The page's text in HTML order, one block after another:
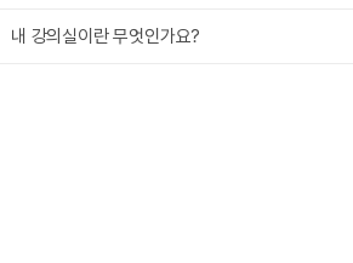
내 강의실이란 무엇인가요?